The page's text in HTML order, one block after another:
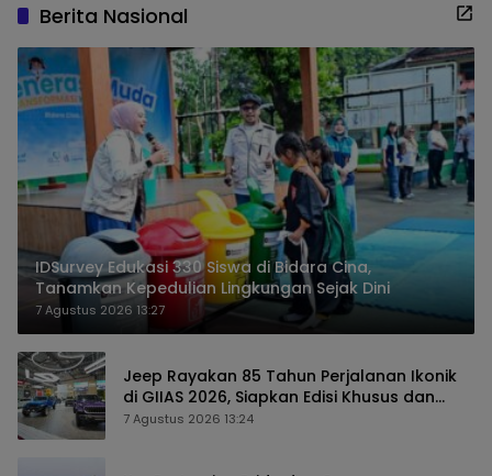
Berita Nasional
IDSurvey Edukasi 330 Siswa di Bidara Cina,
Tanamkan Kepedulian Lingkungan Sejak Dini
7 Agustus 2026 13:27
Jeep Rayakan 85 Tahun Perjalanan Ikonik
di GIIAS 2026, Siapkan Edisi Khusus dan
Perkuat Pengalaman Pelanggan
7 Agustus 2026 13:24